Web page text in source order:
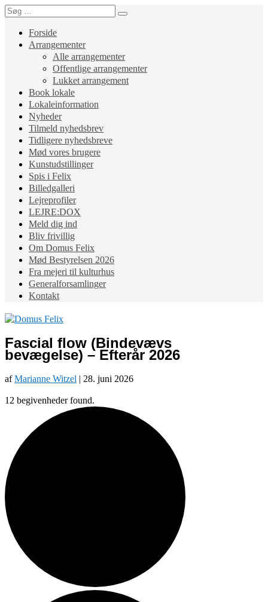
Forside
Arrangementer
Alle arrangementer
Offentlige arrangementer
Lukket arrangement
Book lokale
Lokaleinformation
Nyheder
Tilmeld nyhedsbrev
Tidligere nyhedsbreve
Mød vores brugere
Kunstudstillinger
Spis i Felix
Billedgalleri
Lejreprofiler
LEJRE:DOX
Meld dig ind
Bliv frivillig
Om Domus Felix
Mød Bestyrelsen 2026
Fra mejeri til kulturhus
Generalforsamlinger
Kontakt
Fascial flow (Bindevævs
bevægelse) – Efterår 2026
afMarianne Witzel | 28. juni 2026
12 begivenheder found.